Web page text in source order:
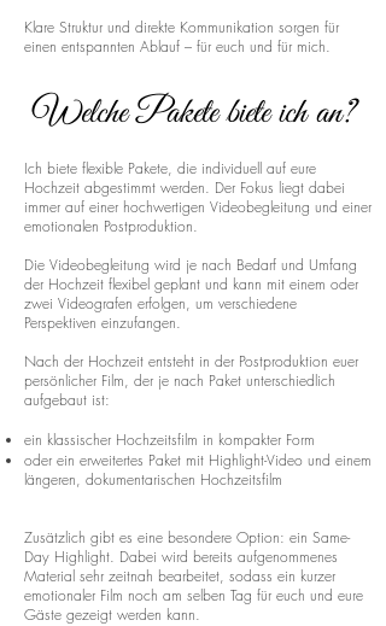
Klare Struktur und direkte Kommunikation sorgen für
einen entspannten Ablauf – für euch und für mich.
Welche Pakete biete ich an?
Ich biete flexible Pakete, die individuell auf eure
Hochzeit abgestimmt werden. Der Fokus liegt dabei
immer auf einer hochwertigen Videobegleitung und einer
emotionalen Postproduktion.
Die Videobegleitung wird je nach Bedarf und Umfang
der Hochzeit flexibel geplant und kann mit einem oder
zwei Videografen erfolgen, um verschiedene
Perspektiven einzufangen.
Nach der Hochzeit entsteht in der Postproduktion euer
persönlicher Film, der je nach Paket unterschiedlich
aufgebaut ist:
ein klassischer Hochzeitsfilm in kompakter Form
oder ein erweitertes Paket mit Highlight-Video und einem
längeren, dokumentarischen Hochzeitsfilm
Zusätzlich gibt es eine besondere Option: ein Same-
Day Highlight. Dabei wird bereits aufgenommenes
Material sehr zeitnah bearbeitet, sodass ein kurzer
emotionaler Film noch am selben Tag für euch und eure
Gäste gezeigt werden kann.